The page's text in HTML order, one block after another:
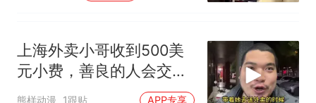
上海外卖小哥收到500美
元小费，善良的人会交好
运
熊样动漫 1跟贴 APP专享